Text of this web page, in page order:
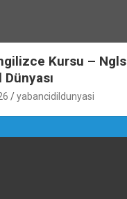
Kursu – Ngls
Dünyası
yabancidildunyasi